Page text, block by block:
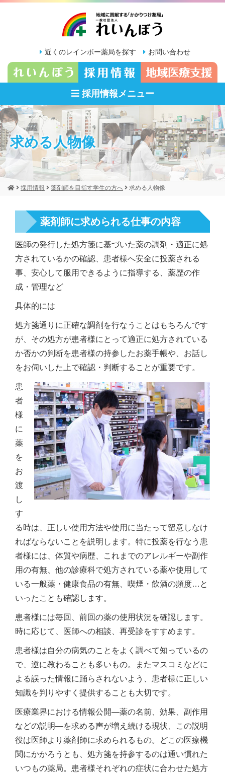
近くのレインボー薬局を探す お問い合わせ
採用情報メニュー
求める人物像
採用情報 薬剤師を目指す学生の方へ 求める人物像
薬剤師に求められる仕事の内容
医師の発行した処方箋に基づいた薬の調剤・適正に処
方されているかの確認、患者様へ安全に投薬される
事、安心して服用できるように指導する、薬歴の作
成・管理など
具体的には
処方箋通りに正確な調剤を行なうことはもちろんです
が、その処方が患者様にとって適正に処方されている
か否かの判断を患者様の持参したお薬手帳や、お話し
をお伺いした上で確認・判断することが重要です。
患
者
様
に
薬
を
お
渡
し
す
る時は、正しい使用方法や使用に当たって留意しなけ
ればならないことを説明します。特に投薬を行なう患
者様には、体質や病歴、これまでのアレルギーや副作
用の有無、他の診療科で処方されている薬や使用して
いる一般薬・健康食品の有無、喫煙・飲酒の頻度…と
いったことも確認します。
患者様には毎回、前回の薬の使用状況を確認します。
時に応じて、医師への相談、再受診をすすめます。
患者様は自分の病気のことをよく調べて知っているの
で、逆に教わることも多いもの。またマスコミなどに
よる誤った情報に踊らされないよう、患者様に正しい
知識を判りやすく提供することも大切です。
医療業界における情報公開―薬の名前、効果、副作用
などの説明―を求める声が増え続ける現状、この説明
役は医師より薬剤師に求められるもの。どこの医療機
関にかかろうとも、処方箋を持参するのは通い慣れた
いつもの薬局。患者様それぞれの症状に合わせた処方